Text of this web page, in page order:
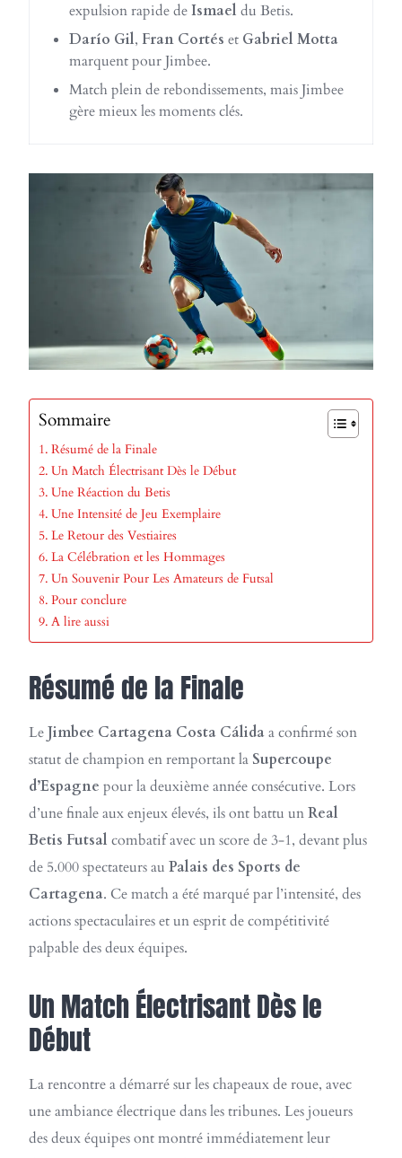
expulsion rapide deIsmael du Betis.
Darío Gil, Fran Cortés et Gabriel Motta
marquent pour Jimbee.
Match plein de rebondissements, mais Jimbee
gère mieux les moments clés.
Sommaire
Résumé de la Finale
Un Match Électrisant Dès le Début
Une Réaction du Betis
Une Intensité de Jeu Exemplaire
Le Retour des Vestiaires
La Célébration et les Hommages
Un Souvenir Pour Les Amateurs de Futsal
Pour conclure
A lire aussi
Résumé de la Finale
LeJimbee Cartagena Costa Cálidaa confirmé son
statut de champion en remportant la Supercoupe
d’Espagne pour la deuxième année consécutive. Lors
d’une finale aux enjeux élevés, ils ont battu unReal
Betis Futsal combatif avec un score de 3-1, devant plus
de 5.000 spectateurs au Palais des Sports de
Cartagena. Ce match a été marqué par l’intensité, des
actions spectaculaires et un esprit de compétitivité
palpable des deux équipes.
Un Match Électrisant Dès le
Début
La rencontre a démarré sur les chapeaux de roue, avec
une ambiance électrique dans les tribunes. Les joueurs
des deux équipes ont montré immédiatement leur